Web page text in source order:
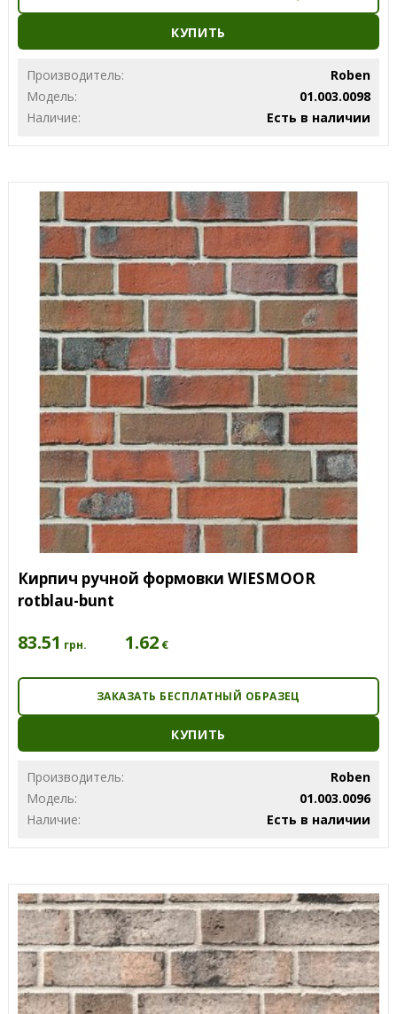
КУПИТЬ
Производитель:
Roben
Модель:
01.003.0098
Наличие:
Есть в наличии
Кирпич ручной формовки WIESMOOR
rotblau-bunt
83.51 грн. 1.62 €
ЗАКАЗАТЬ БЕСПЛАТНЫЙ ОБРАЗЕЦ
КУПИТЬ
Производитель:
Roben
Модель:
01.003.0096
Наличие:
Есть в наличии